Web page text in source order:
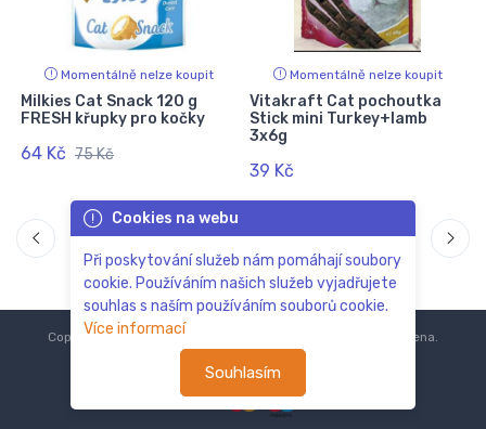
Momentálně nelze koupit
Milkies Cat Snack 120 g
FRESH křupky pro kočky
64 Kč 75 Kč
Momentálně nelze koupit
Vitakraft Cat pochoutka
Stick mini Turkey+lamb
3x6g
39 Kč
Cookies na webu
Při poskytování služeb nám pomáhají soubory
cookie. Používáním našich služeb vyjadřujete
souhlas s naším používáním souborů cookie.
Více informací
Souhlasím
Copyright © 2018-2024 Všechna práva vyhrazena.